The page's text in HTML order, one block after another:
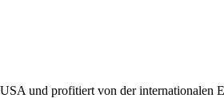
und profitiert von der internationalen